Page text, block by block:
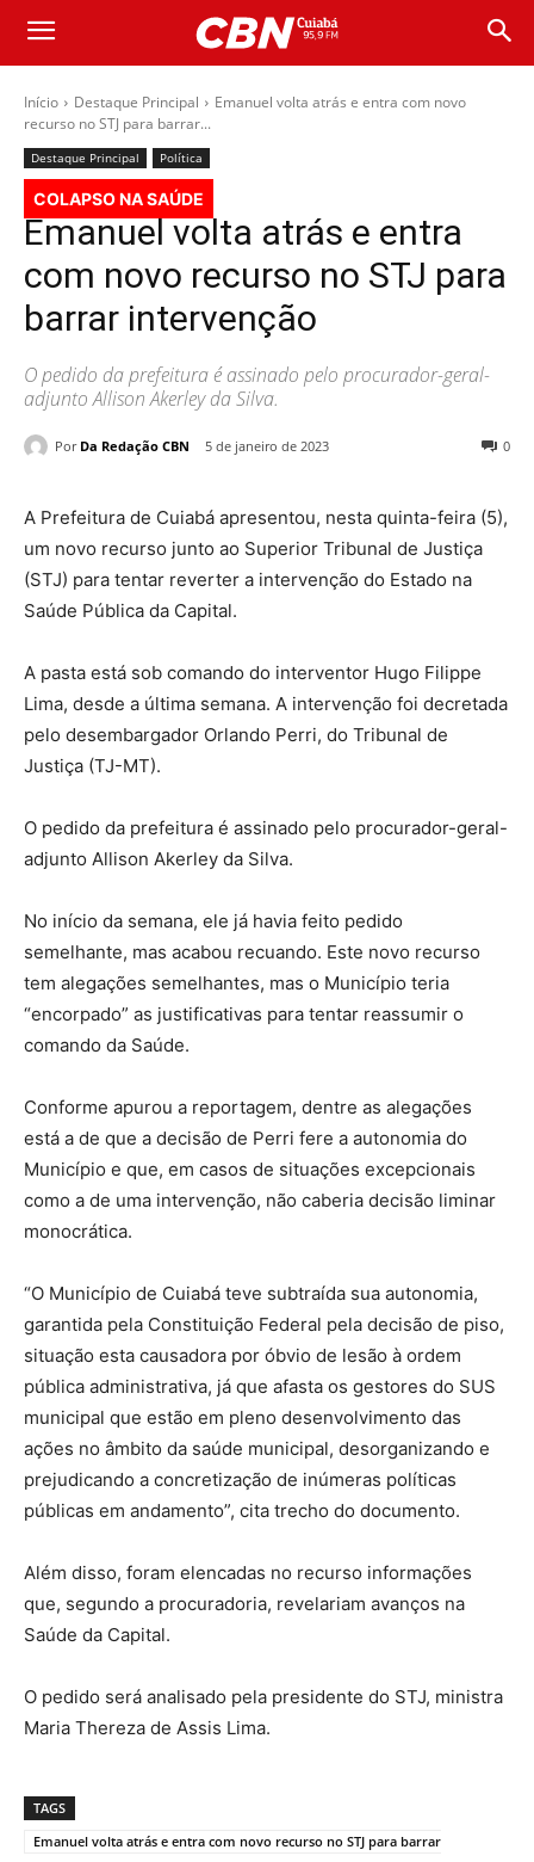
Início Destaque Principal
Emanuel volta atrás e entra com novo
recurso no STJ para barrar...
Destaque Principal Política
COLAPSO NA SAÚDE
Emanuel volta atrás e entra
com novo recurso no STJ para
barrar intervenção
O pedido da prefeitura é assinado pelo procurador-geral-
adjunto Allison Akerley da Silva.
Por Da Redação CBN 5 de janeiro de 2023 0
A Prefeitura de Cuiabá apresentou, nesta quinta-feira (5),
um novo recurso junto ao Superior Tribunal de Justiça
(STJ) para tentar reverter a intervenção do Estado na
Saúde Pública da Capital.
A pasta está sob comando do interventor Hugo Filippe
Lima, desde a última semana. A intervenção foi decretada
pelo desembargador Orlando Perri, do Tribunal de
Justiça (TJ-MT).
O pedido da prefeitura é assinado pelo procurador-geral-
adjunto Allison Akerley da Silva.
No início da semana, ele já havia feito pedido
semelhante, mas acabou recuando. Este novo recurso
tem alegações semelhantes, mas o Município teria
“encorpado” as justificativas para tentar reassumir o
comando da Saúde.
Conforme apurou a reportagem, dentre as alegações
está a de que a decisão de Perri fere a autonomia do
Município e que, em casos de situações excepcionais
como a de uma intervenção, não caberia decisão liminar
monocrática.
“O Município de Cuiabá teve subtraída sua autonomia,
garantida pela Constituição Federal pela decisão de piso,
situação esta causadora por óbvio de lesão à ordem
pública administrativa, já que afasta os gestores do SUS
municipal que estão em pleno desenvolvimento das
ações no âmbito da saúde municipal, desorganizando e
prejudicando a concretização de inúmeras políticas
públicas em andamento”, cita trecho do documento.
Além disso, foram elencadas no recurso informações
que, segundo a procuradoria, revelariam avanços na
Saúde da Capital.
O pedido será analisado pela presidente do STJ, ministra
Maria Thereza de Assis Lima.
TAGS
Emanuel volta atrás e entra com novo recurso no STJ para barrar